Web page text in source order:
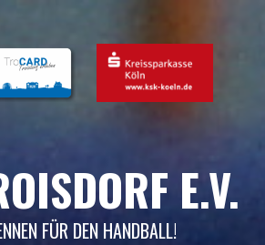
E.V.
FÜR DEN HANDBALL!